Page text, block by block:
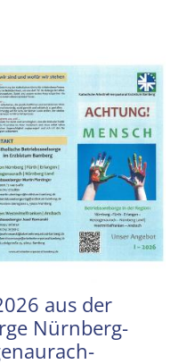
aus der
Nürnberg-